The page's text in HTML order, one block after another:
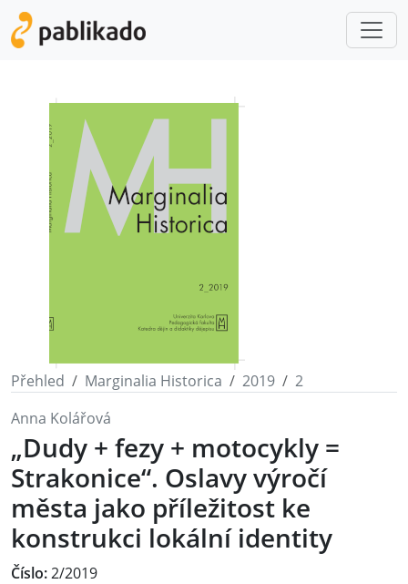
Přehled Marginalia Historica 2019
2
Anna Kolářová
„Dudy + fezy + motocykly =
Strakonice“. Oslavy výročí
města jako příležitost ke
konstrukci lokální identity
Číslo:2/2019